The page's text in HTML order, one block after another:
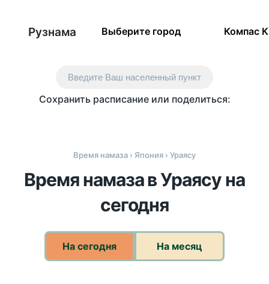
Рузнама Выберите город Компас
Введите Ваш населенный пункт
Сохранить расписание или поделиться:
Время намаза › Япония › Ураясу
Время намаза в Ураясу на
сегодня
На сегодня На месяц